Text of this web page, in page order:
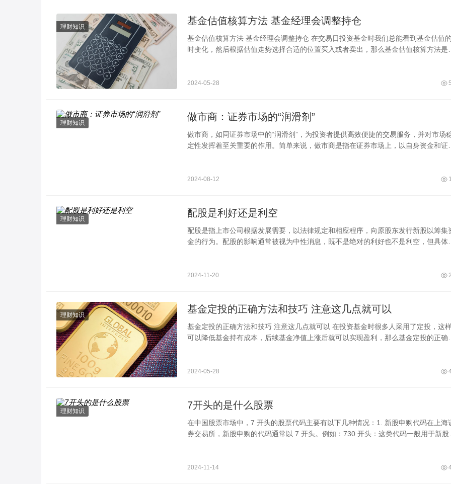
理财知识
基金估值核算方法 基金经理会调整持仓
基金估值核算方法 基金经理会调整持仓 在交易日投资基金时我们总能看到基金估值
时变化，然后根据估值走势选择合适的位置买入或者卖出，那么基金估值核算方法是什
2024-05-28
理财知识
做市商：证券市场的“润滑剂”
做市商，如同证券市场中的“润滑剂”，为投资者提供高效便捷的交易服务，并对市场
定性发挥着至关重要的作用。简单来说，做市商是指在证券市场上，以自身资金和证券
2024-08-12
理财知识
配股是利好还是利空
配股是指上市公司根据发展需要，以法律规定和相应程序，向原股东发行新股以筹集
金的行为。配股的影响通常被视为中性消息，既不是绝对的利好也不是利空，但具体情
2024-11-20
理财知识
基金定投的正确方法和技巧 注意这几点就可以
基金定投的正确方法和技巧 注意这几点就可以 在投资基金时很多人采用了定投，这样就
可以降低基金持有成本，后续基金净值上涨后就可以实现盈利，那么基金定投的正确方
2024-05-28
理财知识
7开头的是什么股票
在中国股票市场中，7 开头的股票代码主要有以下几种情况：1. 新股申购代码在上海
券交易所，新股申购的代码通常以 7 开头。例如：730 开头：这类代码一般用于新股
2024-11-14